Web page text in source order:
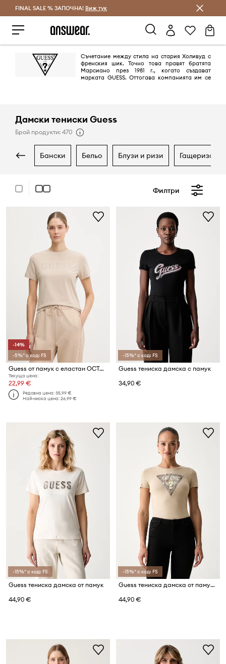
Спестявай с Answear Club
FINAL SALE % ЗАПОЧНА! Виж тук
Съчетание между стила на стария Холивуд с
френския шик. Точно това правят братята
Марсиано през 1981 г., когато създават
марката GUESS. Оттогава компанията им се
Дамски тениски Guess
Брой продукти: 470
бански бельо блузи и ризи гащеризони
Филтри
-14%
-5%* с код: FS
Guess от памук с еластан OCTAVIA
Текуща цена:
22,99 €
Редовна цена:35,99 €
Най-ниска цена:26,99 €
-15%* с код: FS
Guess тениска дамска с памук
34,90 €
-15%* с код: FS
Guess тениска дамска от памук
44,90 €
-15%* с код: FS
Guess тениска дамска от памук с еластан
44,90 €